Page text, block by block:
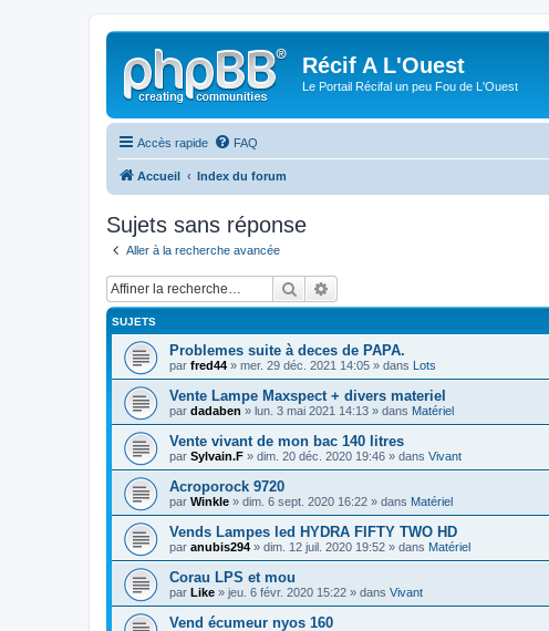
Récif A L'Ouest
Le Portail Récifal un peu Fou de L'Ouest
Accès rapide FAQ
Accueil Index du forum
Sujets sans réponse
Aller à la recherche avancée
Rechercher
SUJETS
Problemes suite à deces de PAPA.
par fred44 » mer. 29 déc. 2021 14:05 » dans Lots
Vente Lampe Maxspect + divers materiel
par dadaben » lun. 3 mai 2021 14:13 » dans Matériel
Vente vivant de mon bac 140 litres
par Sylvain.F » dim. 20 déc. 2020 19:46 » dans Vivant
Acroporock 9720
par Winkle » dim. 6 sept. 2020 16:22 » dans Matériel
Vends Lampes led HYDRA FIFTY TWO HD
par anubis294 » dim. 12 juil. 2020 19:52 » dans Matériel
Corau LPS et mou
par Like » jeu. 6 févr. 2020 15:22 » dans Vivant
Vend écumeur nyos 160